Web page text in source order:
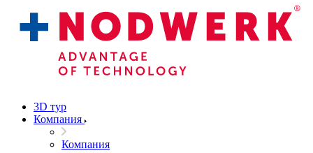
3D тур
Компания
Компания